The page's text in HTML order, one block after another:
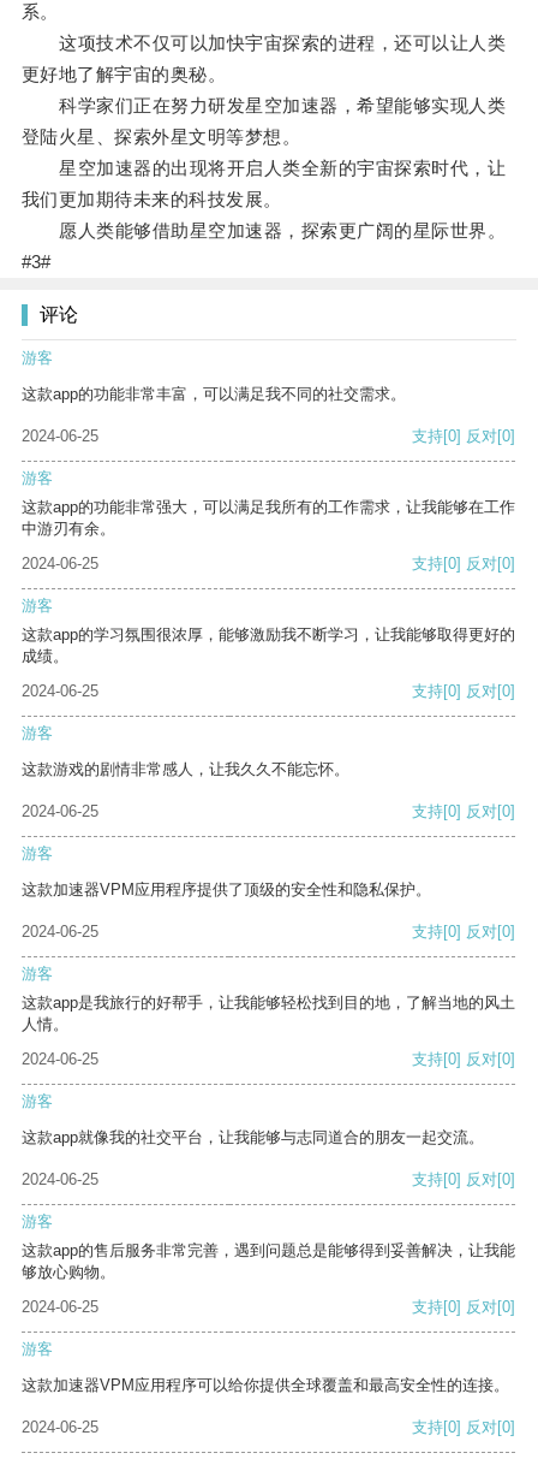
系。
这项技术不仅可以加快宇宙探索的进程，还可以让人类
更好地了解宇宙的奥秘。
科学家们正在努力研发星空加速器，希望能够实现人类
登陆火星、探索外星文明等梦想。
星空加速器的出现将开启人类全新的宇宙探索时代，让
我们更加期待未来的科技发展。
愿人类能够借助星空加速器，探索更广阔的星际世界。
#3#
评论
游客
这款app的功能非常丰富，可以满足我不同的社交需求。
2024-06-25 支持[0] 反对[0]
游客
这款app的功能非常强大，可以满足我所有的工作需求，让我能够在工作
中游刃有余。
2024-06-25
支持[0] 反对[0]
游客
这款app的学习氛围很浓厚，能够激励我不断学习，让我能够取得更好的
成绩。
2024-06-25
支持[0] 反对[0]
游客
这款游戏的剧情非常感人，让我久久不能忘怀。
2024-06-25 支持[0] 反对[0]
游客
这款加速器VPM应用程序提供了顶级的安全性和隐私保护。
2024-06-25 支持[0] 反对[0]
游客
这款app是我旅行的好帮手，让我能够轻松找到目的地，了解当地的风土
人情。
2024-06-25
支持[0] 反对[0]
游客
这款app就像我的社交平台，让我能够与志同道合的朋友一起交流。
2024-06-25 支持[0] 反对[0]
游客
这款app的售后服务非常完善，遇到问题总是能够得到妥善解决，让我能
够放心购物。
2024-06-25
支持[0] 反对[0]
游客
这款加速器VPM应用程序可以给你提供全球覆盖和最高安全性的连接。
2024-06-25 支持[0] 反对[0]